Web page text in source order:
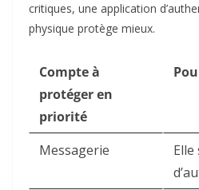
critiques, une application
physique protège mieux.
Compte à
protéger en
priorité
Messagerie